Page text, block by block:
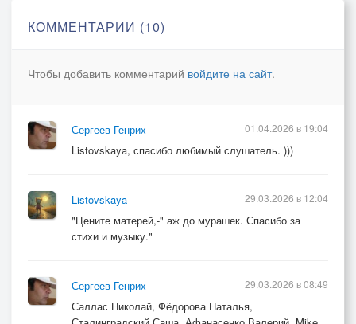
КОММЕНТАРИИ (10)
Чтобы добавить комментарий войдите на сайт.
Сергеев Генрих
Listovskaya, спасибо любимый слушатель. )))
01.04.2026 в 19:04
Listovskaya
"Цените матерей,-" аж до мурашек. Спасибо за
стихи и музыку."
29.03.2026 в 12:04
Сергеев Генрих
Саллас Николай, Фёдорова Наталья,
29.03.2026 в 08:49